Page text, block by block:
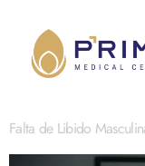
Falta de Libido